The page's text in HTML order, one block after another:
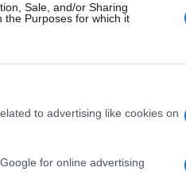
Sale, and/or Sharing
the Purposes for which it
to advertising like cookies on
for online advertising
a portugálok világszerte
gitár (viol?o) kíséretével. A
keserű dalok témája a
sajátos portugál életérzés,
fado az 1960-as években vált
tartalmazó listájára.